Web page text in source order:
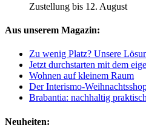
Zustellung bis 12. August
Aus unserem Magazin:
Zu wenig Platz? Unsere
Jetzt durchstarten mit dem
Wohnen auf kleinem Raum
Der Interismo-
Brabantia: nachhaltig
Neuheiten: